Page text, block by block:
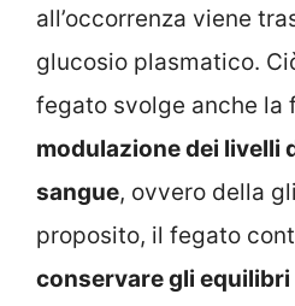
all’occorrenza viene
glucosio plasmatico.
fegato svolge anche la
modulazione dei livelli
sangue, ovvero della
proposito, il fegato
conservare gli